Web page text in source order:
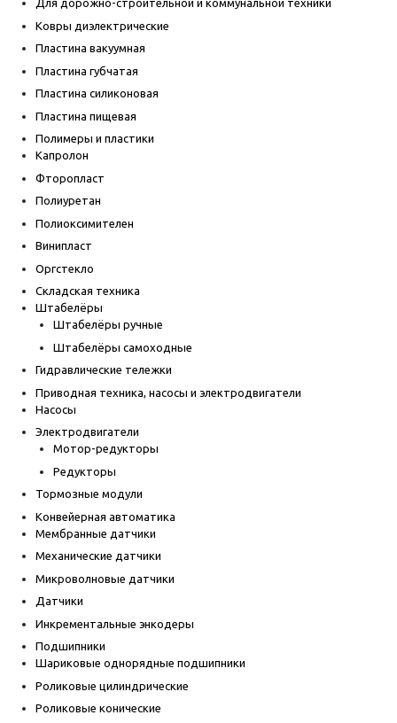
Для дорожно-строительной и коммунальной техники
Ковры диэлектрические
Пластина вакуумная
Пластина губчатая
Пластина силиконовая
Пластина пищевая
Полимеры и пластики
Капролон
Фторопласт
Полиуретан
Полиоксимителен
Винипласт
Оргстекло
Складская техника
Штабелёры
Штабелёры ручные
Штабелёры самоходные
Гидравлические тележки
Приводная техника, насосы и электродвигатели
Насосы
Электродвигатели
Мотор-редукторы
Редукторы
Тормозные модули
Конвейерная автоматика
Мембранные датчики
Механические датчики
Микроволновые датчики
Датчики
Инкрементальные энкодеры
Подшипники
Шариковые однорядные подшипники
Роликовые цилиндрические
Роликовые конические